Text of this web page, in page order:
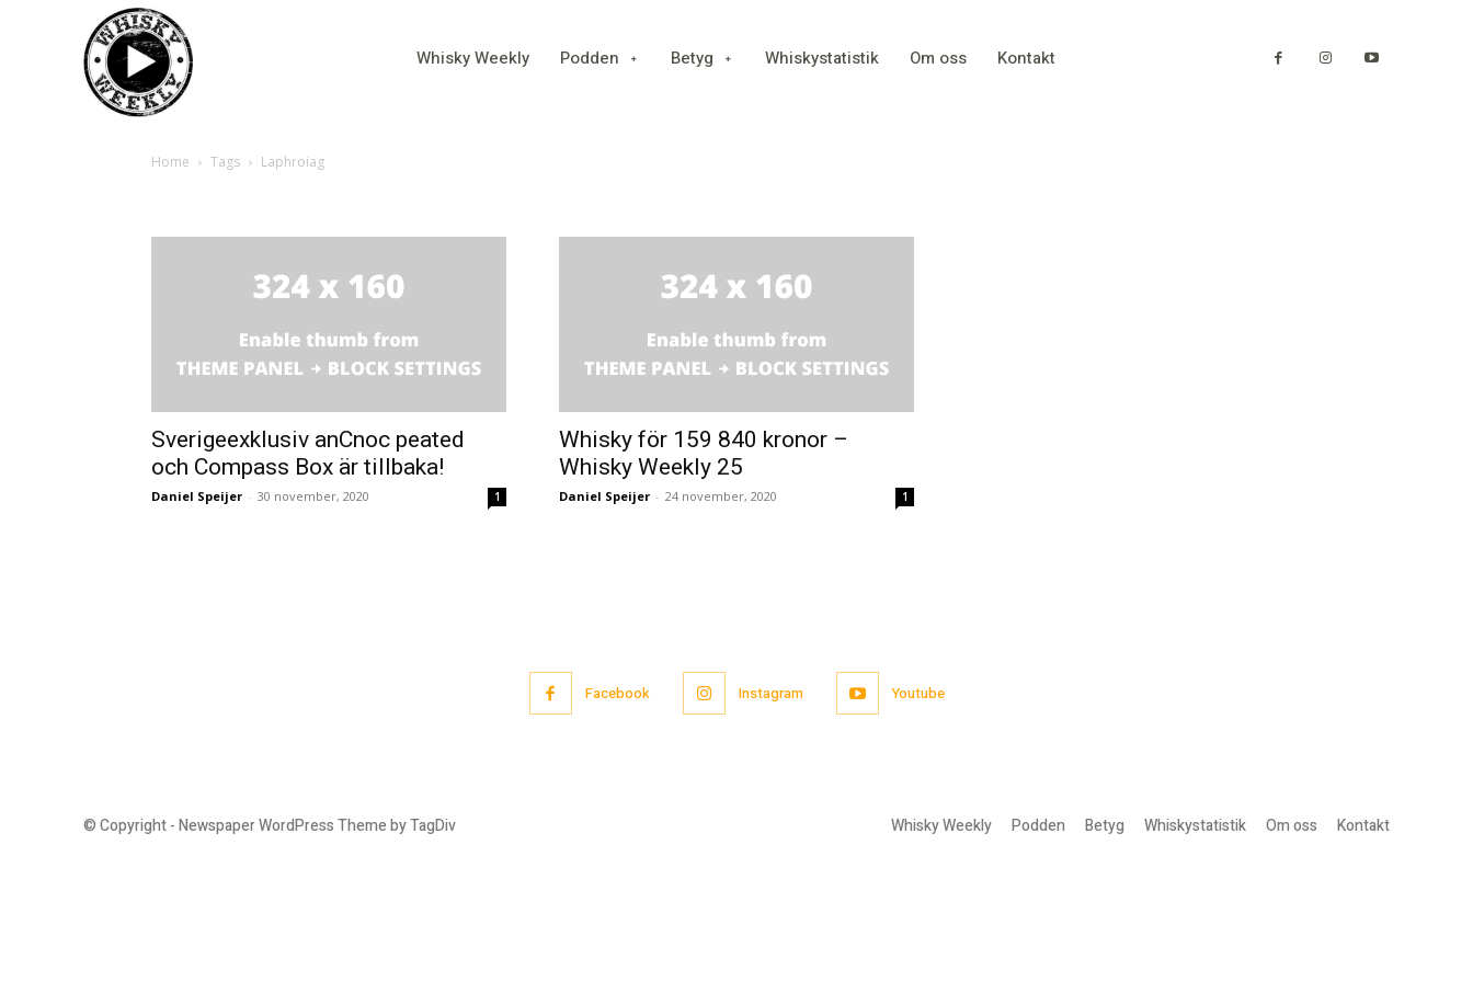
Whisky Weekly Podden Betyg Whiskystatistik Om oss Kontakt
Home Tags Laphroiag
Sverigeexklusiv anCnoc peated
och Compass Box är tillbaka!
Daniel Speijer - 30 november, 2020 1
Whisky för 159 840 kronor –
Whisky Weekly 25
Daniel Speijer - 24 november, 2020 1
Facebook Instagram Youtube
© Copyright - Newspaper WordPress Theme by TagDiv Whisky Weekly Podden Betyg Whiskystatistik Om oss Kontakt